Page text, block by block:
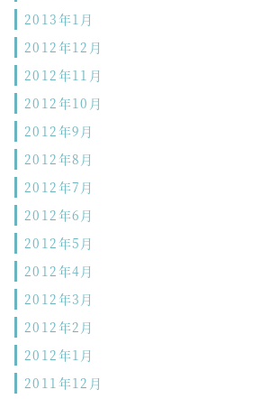
2013年1月
2012年12月
2012年11月
2012年10月
2012年9月
2012年8月
2012年7月
2012年6月
2012年5月
2012年4月
2012年3月
2012年2月
2012年1月
2011年12月